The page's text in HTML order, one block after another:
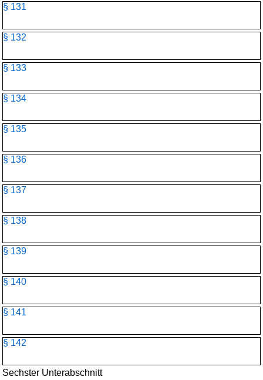
§ 131
§ 132
§ 133
§ 134
§ 135
§ 136
§ 137
§ 138
§ 139
§ 140
§ 141
§ 142
Sechster Unterabschnitt